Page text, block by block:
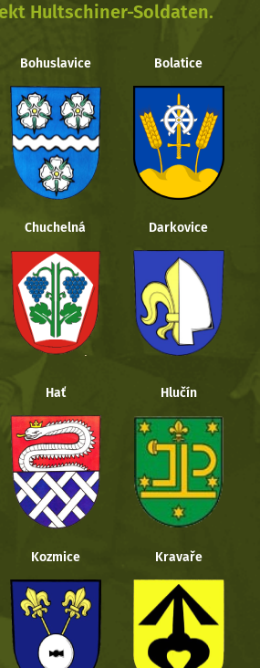
Hultschiner-Soldaten.
Bohuslavice Bolatice
Chuchelná Darkovice
Hať Hlučín
Kozmice Kravaře